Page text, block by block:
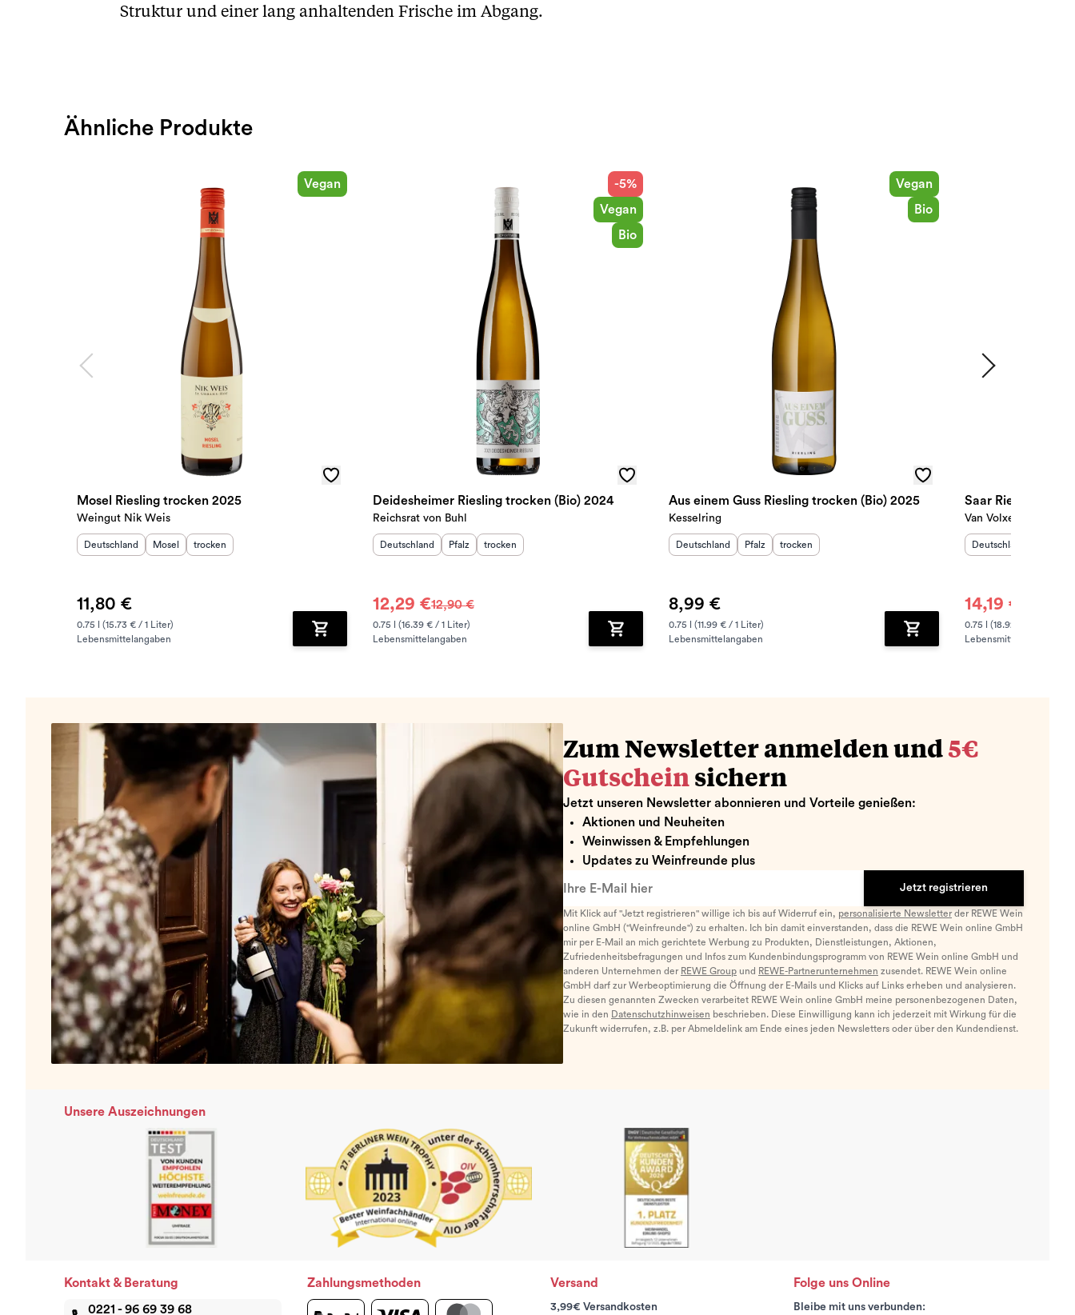
Struktur und einer lang anhaltenden Frische im Abgang.
Ähnliche Produkte
Vegan
Mosel Riesling trocken 2025
Weingut Nik Weis
Herkunftsland
Deutschland Herkunftsregion:
Mosel Geschmack
trocken
11,80 €
0.75 l (15.73 € / 1 Liter)
Lebensmittelangaben
Zum Warenkorb hinzufügen
-5%
Vegan
Bio
Deidesheimer Riesling trocken (Bio) 2024
Reichsrat von Buhl
Herkunftsland
Deutschland Herkunftsregion
Pfalz Geschmack
trocken
12,29 €12,90 €
0.75 l (16.39 € / 1 Liter)
Lebensmittelangaben
Zum Warenkorb hinzufügen
Vegan
Bio
Aus einem Guss Riesling trocken (Bio) 2025
Kesselring
Herkunftsland
Deutschland Herkunftsregion
Pfalz Geschmack
trocken
8,99 €
0.75 l (11.99 € / 1 Liter)
Lebensmittelangaben
Zum Warenkorb hinzufügen
Saar Riesling
Van Volxem
Herkunftsland
Deutschland
14,19 €
0.75 l (18.92 € / 1 Liter)
Lebensmittelangaben
Zum Newsletter anmelden und 5€
Gutschein sichern
Jetzt unseren Newsletter abonnieren und Vorteile genießen:
Aktionen und Neuheiten
Weinwissen & Empfehlungen
Updates zu Weinfreunde plus
Jetzt registrieren
Mit Klick auf "Jetzt registrieren" willige ich bis auf Widerruf ein, personalisierte Newsletterder REWE Wein
online GmbH ("Weinfreunde") zu erhalten. Ich bin damit einverstanden, dass die REWE Wein online GmbH
mir per E-Mail an mich gerichtete Werbung zu Produkten, Dienstleistungen, Aktionen,
Zufriedenheitsbefragungen und Infos zum Kundenbindungsprogramm von REWE Wein online GmbH und
anderen Unternehmen der REWE Group und REWE-Partnerunternehmen zusendet. REWE Wein online
GmbH darf zur Werbeoptimierung die Öffnung der E-Mails und Klicks auf Links erheben und analysieren.
Zu diesen genannten Zwecken verarbeitet REWE Wein online GmbH meine personenbezogenen Daten,
wie in den Datenschutzhinweisen beschrieben. Diese Einwilligung kann ich jederzeit mit Wirkung für die
Zukunft widerrufen, z.B. per Abmeldelink am Ende eines jeden Newsletters oder über den Kundendienst.
Unsere Auszeichnungen
Kontakt & Beratung
0221 - 96 69 39 68
Zahlungsmethoden Versand
3,99€ Versandkosten
Folge uns Online
Bleibe mit uns verbunden: